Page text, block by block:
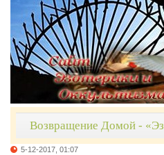
Возвращение Домой -
5-12-2017, 01:07